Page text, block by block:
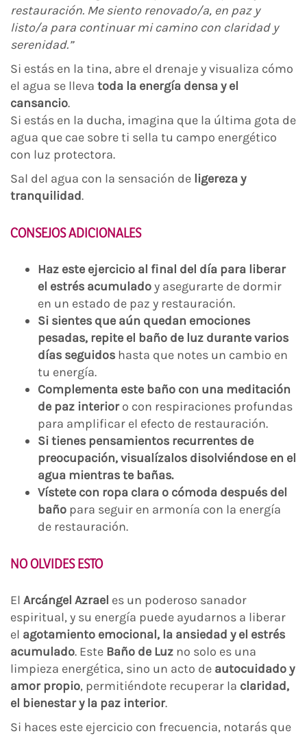
restauración. Me siento renovado/a, en paz y
listo/a para continuar mi camino con claridad y
serenidad.”
Si estás en la tina, abre el drenaje y visualiza cómo
el agua se lleva toda la energía densa y el
cansancio.
Si estás en la ducha, imagina que la última gota de
agua que cae sobre ti sella tu campo energético
con luz protectora.
Sal del agua con la sensación de ligereza y
tranquilidad.
CONSEJOS ADICIONALES
Haz este ejercicio al final del día para liberar
el estrés acumuladoy asegurarte de dormir
en un estado de paz y restauración.
Si sientes que aún quedan emociones
pesadas, repite el baño de luz durante varios
días seguidos hasta que notes un cambio en
tu energía.
Complementa este baño con una meditación
de paz interioro con respiraciones profundas
para amplificar el efecto de restauración.
Si tienes pensamientos recurrentes de
preocupación, visualízalos disolviéndose en el
agua mientras te bañas.
Vístete con ropa clara o cómoda después del
baño para seguir en armonía con la energía
de restauración.
NO OLVIDES ESTO
El Arcángel Azrael es un poderoso sanador
espiritual, y su energía puede ayudarnos a liberar
el agotamiento emocional, la ansiedad y el estrés
acumulado. Este Baño de Luz no solo es una
limpieza energética, sino un acto de autocuidado y
amor propio, permitiéndote recuperar la claridad,
el bienestar y la paz interior.
Si haces este ejercicio con frecuencia, notarás que